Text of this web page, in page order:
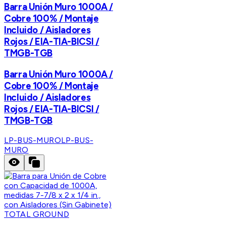
Barra Unión Muro 1000A /
Cobre 100% / Montaje
Incluido / Aisladores
Rojos / EIA-TIA-BICSI /
TMGB-TGB
Barra Unión Muro 1000A /
Cobre 100% / Montaje
Incluido / Aisladores
Rojos / EIA-TIA-BICSI /
TMGB-TGB
LP-BUS-MUROLP-BUS-
MURO
TOTAL GROUND